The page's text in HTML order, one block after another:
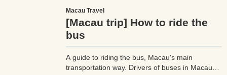
Macau Travel
[Macau trip] How to ride the
bus
A guide to riding the bus, Macau's main
transportation way. Drivers of buses in Macau